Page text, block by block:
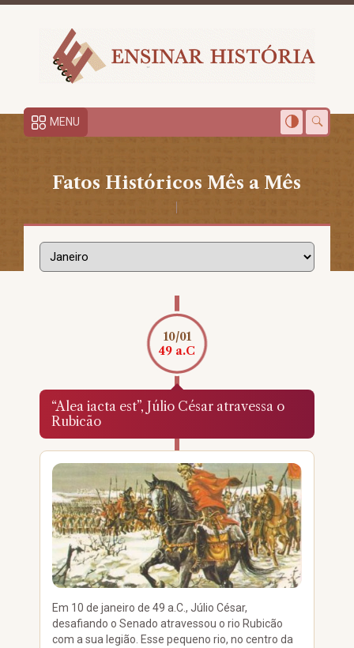
MENU
Fatos Históricos Mês a Mês
“Alea iacta est”, Júlio César atravessa o
Rubicão
10/01
49 a.C
Em 10 de janeiro de 49 a.C., Júlio César,
desafiando o Senado atravessou o rio Rubicão
com a sua legião. Esse pequeno rio, no centro da